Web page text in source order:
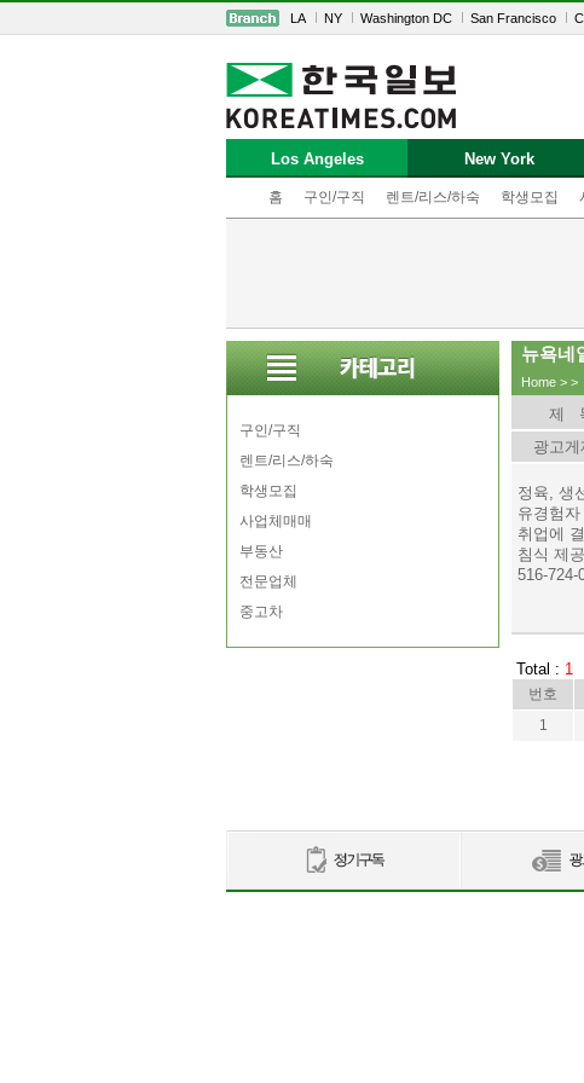
LA NY Washington DC San Francisco
Los Angeles New York
홈 구인/구직 렌트/리스/하숙 학생모집
구인/구직
렌트/리스/하숙
학생모집
사업체매매
부동산
전문업체
중고차
뉴욕네
Home > >
제
광고게
정육, 생
유경험
취업에
침식 제공
516-724-
Total : 1
번호
1